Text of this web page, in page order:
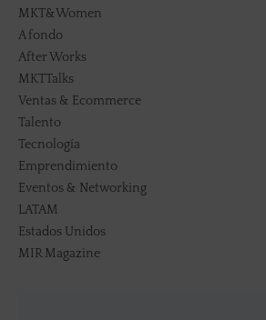
MKT&Women
A fondo
After Works
MKTTalks
Ventas & Ecommerce
Talento
Tecnología
Emprendimiento
Eventos & Networking
LATAM
Estados Unidos
MIR Magazine